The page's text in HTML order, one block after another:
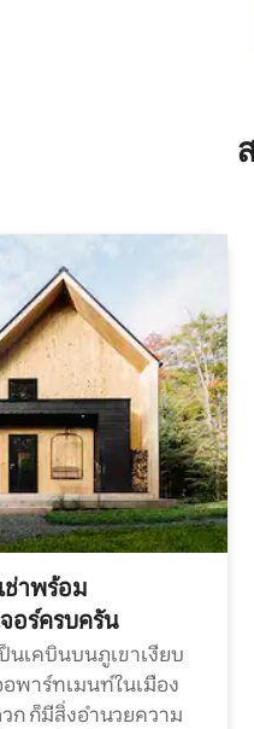
ช่าพร้อม
อร์ครบครัน
ป็นเคบินบนภูเขาเงียบ
พาร์ทเมนท์ในเมือง
ก ก็มีสิ่งอำนวยความ